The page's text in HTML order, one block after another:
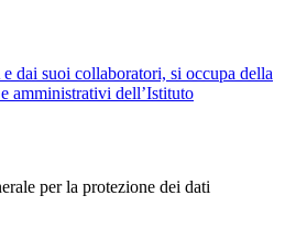
dai suoi collaboratori, si occupa della
amministrativi dell’Istituto
per la protezione dei dati